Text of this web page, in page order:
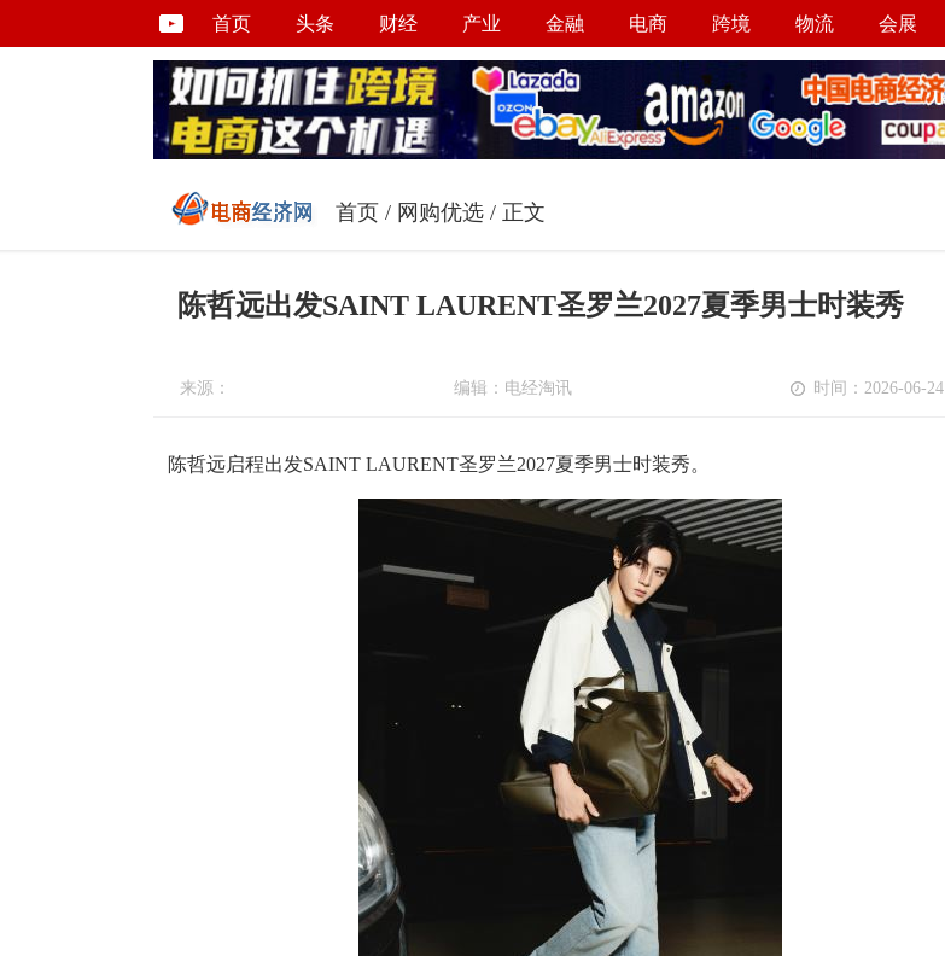
首页 头条 财经 产业 金融 电商 跨境 物流 会展
首页 / 网购优选 / 正文
陈哲远出发SAINT LAURENT圣罗兰2027夏季男士时装秀
来源： 编辑：电经淘讯 时间：2026-06-24
陈哲远启程出发SAINT LAURENT圣罗兰2027夏季男士时装秀。